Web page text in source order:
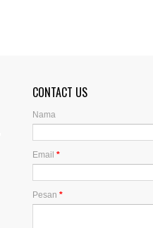
CONTACT US
Nama
Email*
Pesan*